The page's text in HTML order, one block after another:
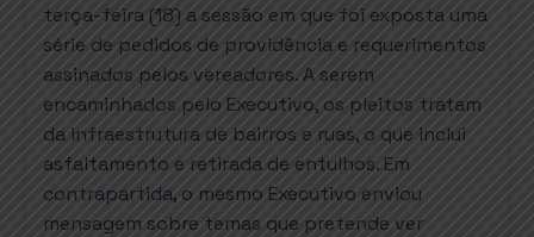
terça-feira (18) a sessão em que foi exposta uma
série de pedidos de providência e requerimentos
assinados pelos vereadores. A serem
encaminhados pelo Executivo, os pleitos tratam
da infraestrutura de bairros e ruas, o que inclui
asfaltamento e retirada de entulhos. Em
contrapartida, o mesmo Executivo enviou
mensagem sobre temas que pretende ver